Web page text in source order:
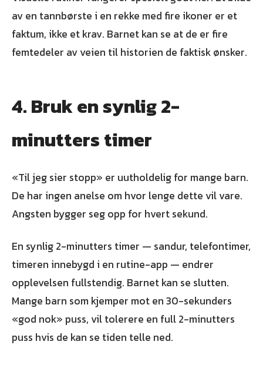
av en tannbørste i en rekke med fire ikoner er et
faktum, ikke et krav. Barnet kan se at de er fire
femtedeler av veien til historien de faktisk ønsker.
4. Bruk en synlig 2-
minutters timer
«Til jeg sier stopp» er uutholdelig for mange barn.
De har ingen anelse om hvor lenge dette vil vare.
Angsten bygger seg opp for hvert sekund.
En synlig 2-minutters timer — sandur, telefontimer,
timeren innebygd i en rutine-app — endrer
opplevelsen fullstendig. Barnet kan se slutten.
Mange barn som kjemper mot en 30-sekunders
«god nok» puss, vil tolerere en full 2-minutters
puss hvis de kan se tiden telle ned.